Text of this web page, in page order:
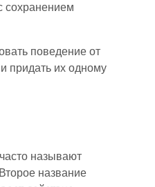
сохранением
поведение от
придать их одному
называют
название